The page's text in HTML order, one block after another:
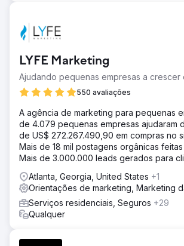
LYFE Marketing
Ajudando pequenas empresas a crescer
550 avaliações
A agência de marketing para pequenas
de 4.079 pequenas empresas ajudaram
de US$ 272.267.490,90 em compras no
Mais de 18 mil postagens orgânicas
Mais de 3.000.000 leads gerados para
Atlanta, Georgia, United States +1
Orientações de marketing, Marketing
Serviços residenciais, Seguros +29
Qualquer